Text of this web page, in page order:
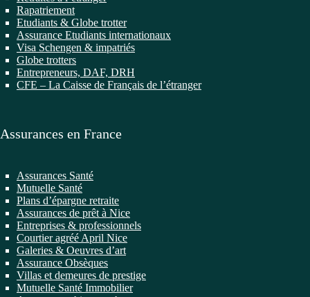
Rapatriement
Etudiants & Globe trotter
Assurance Etudiants internationaux
Visa Schengen & impatriés
Globe trotters
Entrepreneurs, DAF, DRH
CFE – La Caisse de Français de l’étranger
Assurances en France
Assurances Santé
Mutuelle Santé
Plans d’épargne retraite
Assurances de prêt à Nice
Entreprises & professionnels
Courtier agréé April Nice
Galeries & Oeuvres d’art
Assurance Obsèques
Villas et demeures de prestige
Mutuelle Santé Immobilier